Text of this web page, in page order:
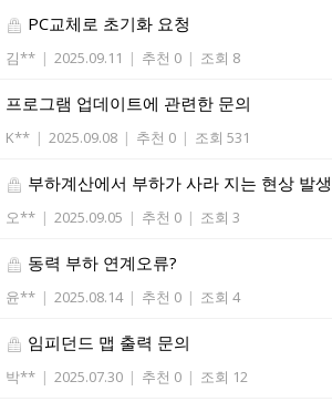
PC교체로 초기화 요청
김** | 2025.09.11 | 추천 0 | 조회 8
프로그램 업데이트에 관련한 문의
K** | 2025.09.08 | 추천 0 | 조회 531
부하계산에서 부하가 사라 지는 현상 발생
오** | 2025.09.05 | 추천 0 | 조회 3
동력 부하 연계오류?
윤** | 2025.08.14 | 추천 0 | 조회 4
임피던드 맵 출력 문의
박** | 2025.07.30 | 추천 0 | 조회 12